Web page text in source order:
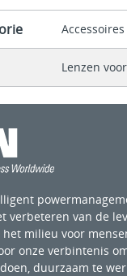
Accessoires
Lenzen
verbeteren van de
milieu voor
onze verbintenis
duurzaam te